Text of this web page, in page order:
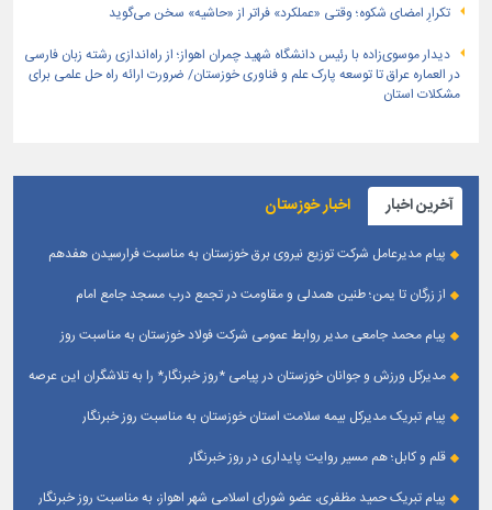
تکرارِ امضای شکوه؛ وقتی «عملکرد» فراتر از «حاشیه» سخن می‌گوید
دیدار موسوی‌زاده با رئیس دانشگاه شهید چمران اهواز؛ از راه‌اندازی رشته زبان فارسی
در العماره عراق تا توسعه پارک علم و فناوری خوزستان/ ضرورت ارائه راه حل علمی برای
مشکلات استان
آخرین اخبار اخبار خوزستان
پیام مدیرعامل شرکت توزیع نیروی برق خوزستان به مناسبت فرارسیدن هفدهم
از زرگان تا یمن؛ طنین همدلی و مقاومت در تجمع درب مسجد جامع امام
پیام محمد جامعی مدیر روابط عمومی شرکت فولاد خوزستان به مناسبت روز
مدیرکل ورزش و جوانان خوزستان در پیامی *روز خبرنگار* را به تلاشگران این عرصه
پیام تبریک مدیرکل بیمه سلامت استان خوزستان به مناسبت روز خبرنگار
قلم و کابل؛ هم مسیر روایت پایداری در روز خبرنگار
پیام تبریک حمید مظفری، عضو شورای اسلامی شهر اهواز، به مناسبت روز خبرنگار